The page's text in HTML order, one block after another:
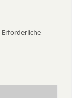
Erforderliche